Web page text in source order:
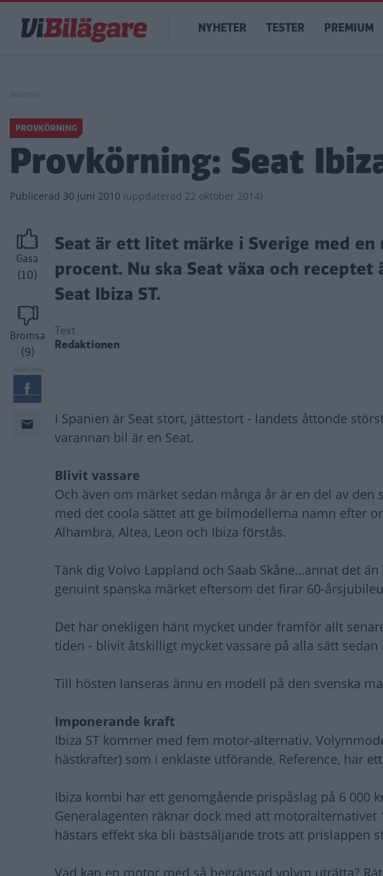
huvudinnehåll
Main
navigation
NYHETER TESTER PREMIUM
PROVKÖRNING
Provkörning: Seat
Publicerad 30 juni 2010 (uppdaterad 22 oktober 2014)
Gasa
(10)
Bromsa
(9)
Seat är ett litet märke i Sverige med
procent. Nu ska Seat växa och
Seat Ibiza ST.
Text
Redaktionen
I Spanien är Seat stort, jättestort - landets åttonde
varannan bil är en Seat.
Blivit vassare
Och även om märket sedan många år är en del av
med det coola sättet att ge bilmodellerna namn efter
Alhambra, Altea, Leon och Ibiza förstås.
Tänk dig Volvo Lappland och Saab Skåne…annat det
genuint spanska märket eftersom det firar 60-
Det har onekligen hänt mycket under framför allt
tiden - blivit åtskilligt mycket vassare på alla sätt
Till hösten lanseras ännu en modell på den svenska
Imponerande kraft
Ibiza ST kommer med fem motor-alternativ.
hästkrafter) som i enklaste utförande, Reference, har
Ibiza kombi har ett genomgående prispåslag på 6
Generalagenten räknar dock med att
hästars effekt ska bli bästsäljande trots att prislappen
Vad kan en motor med så begränsad volym uträtta?